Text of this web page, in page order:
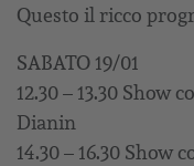
Questo il ricco
SABATO 19/01
12.30 – 13.30 Show
Dianin
14.30 – 16.30 Show